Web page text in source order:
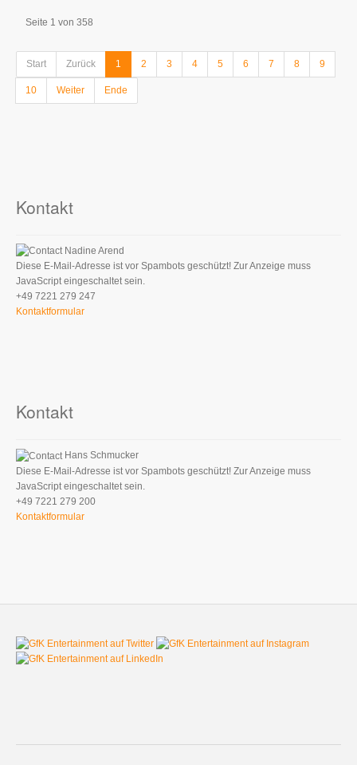
Seite 1 von 358
Start Zurück 1 2 3 4 5 6 7 8 9
10 Weiter Ende
Kontakt
Nadine Arend
Diese E-Mail-Adresse ist vor Spambots geschützt! Zur Anzeige muss
JavaScript eingeschaltet sein.
+49 7221 279 247
Kontaktformular
Kontakt
Hans Schmucker
Diese E-Mail-Adresse ist vor Spambots geschützt! Zur Anzeige muss
JavaScript eingeschaltet sein.
+49 7221 279 200
Kontaktformular